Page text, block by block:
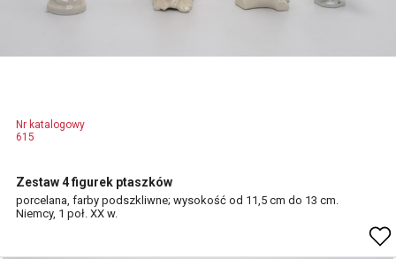
Nr katalogowy
615
Zestaw 4 figurek ptaszków
porcelana, farby podszkliwne; wysokość od 11,5 cm do 13 cm.
Niemcy, 1 poł. XX w.